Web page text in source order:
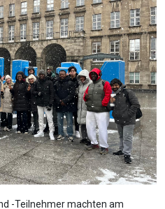
-Teilnehmer machten am